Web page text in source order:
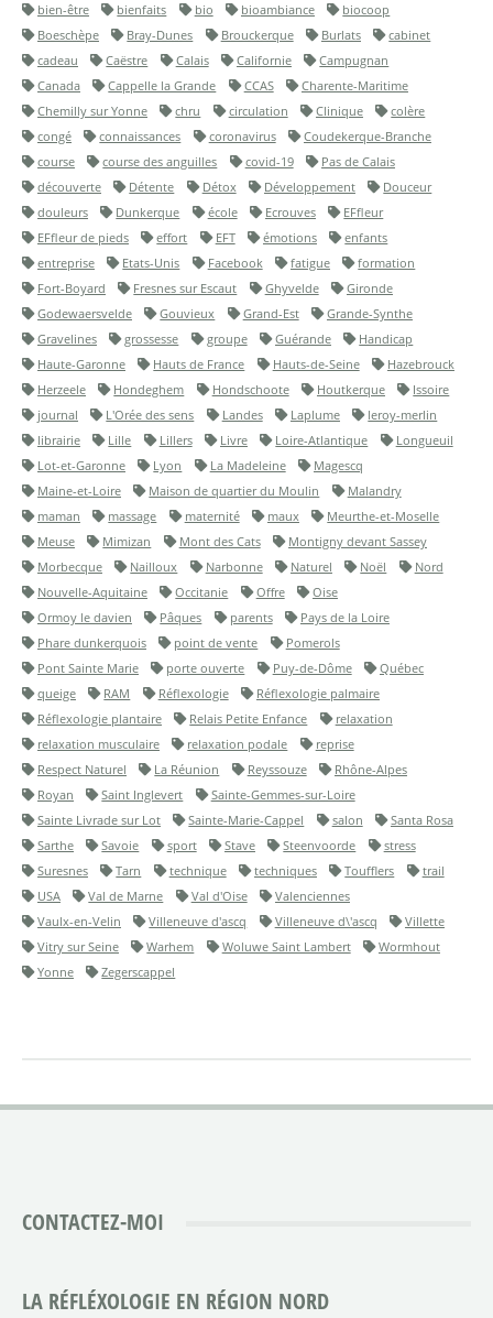
bien-être
bienfaits bio bioambiance
biocoop
Boeschèpe
Bray-Dunes Brouckerque Burlats
cabinet
cadeau
Caëstre Calais Californie
Campugnan
Canada
Cappelle la Grande CCAS
Charente-Maritime
Chemilly sur Yonne
chru circulation Clinique
colère
congé
connaissances coronavirus
Coudekerque-Branche
course
course des anguilles covid-19
Pas de Calais
découverte
Détente Détox Développement
Douceur
douleurs
Dunkerque école Ecrouves
EFfleur
EFfleur de pieds
effort EFT émotions
enfants
entreprise
Etats-Unis Facebook fatigue
formation
Fort-Boyard
Fresnes sur Escaut Ghyvelde
Gironde
Godewaersvelde
Gouvieux Grand-Est
Grande-Synthe
Gravelines
grossesse groupe Guérande
Handicap
Haute-Garonne
Hauts de France Hauts-de-Seine
Hazebrouck
Herzeele
Hondeghem Hondschoote Houtkerque
Issoire
journal
L'Orée des sens Landes Laplume
leroy-merlin
librairie
Lille Lillers Livre Loire-Atlantique
Longueuil
Lot-et-Garonne
Lyon La Madeleine
Magescq
Maine-et-Loire
Maison de quartier du Moulin
Malandry
maman
massage maternité maux
Meurthe-et-Moselle
Meuse
Mimizan Mont des Cats
Montigny devant Sassey
Morbecque
Nailloux Narbonne Naturel Noël
Nord
Nouvelle-Aquitaine
Occitanie Offre
Oise
Ormoy le davien
Pâques parents
Pays de la Loire
Phare dunkerquois
point de vente
Pomerols
Pont Sainte Marie
porte ouverte Puy-de-Dôme
Québec
queige
RAM Réflexologie
Réflexologie palmaire
Réflexologie plantaire
Relais Petite Enfance
relaxation
relaxation musculaire
relaxation podale
reprise
Respect Naturel
La Réunion Reyssouze
Rhône-Alpes
Royan
Saint Inglevert
Sainte-Gemmes-sur-Loire
Sainte Livrade sur Lot
Sainte-Marie-Cappel salon
Santa Rosa
Sarthe
Savoie sport Stave Steenvoorde
stress
Suresnes
Tarn technique techniques Toufflers
trail
USA
Val de Marne Val d'Oise
Valenciennes
Vaulx-en-Velin
Villeneuve d'ascq Villeneuve d\'ascq
Villette
Vitry sur Seine
Warhem Woluwe Saint Lambert
Wormhout
Yonne
Zegerscappel
CONTACTEZ-MOI
LA RÉFLÉXOLOGIE EN RÉGION NORD